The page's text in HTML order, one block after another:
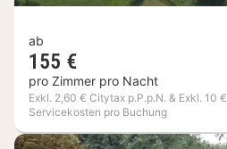
ab
155 €
pro Zimmer pro Nacht
Exkl. 2,60 € Citytax p.P.p.N. & Exkl. 10 €
Servicekosten pro Buchung